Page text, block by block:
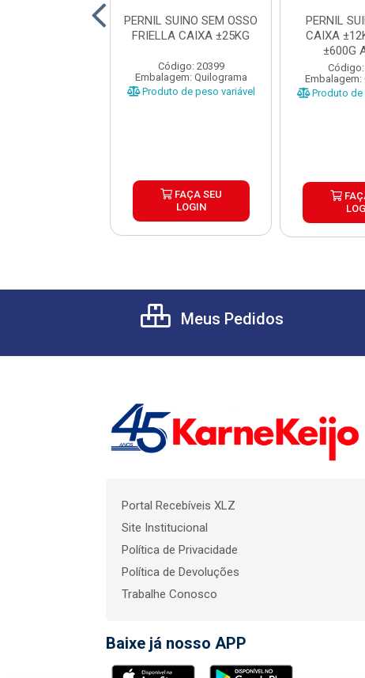
PERNIL SUINO SEM OSSO
FRIELLA CAIXA ±25KG
Código: 20399
Embalagem: Quilograma
Produto de peso variável
FAÇA SEU
LOGIN
PERNIL
CAIXA
±600G
Código:
Embalagem:
Produto de
Meus Pedidos
Portal Recebíveis XLZ
Site Institucional
Política de Privacidade
Política de Devoluções
Trabalhe Conosco
Baixe já nosso APP